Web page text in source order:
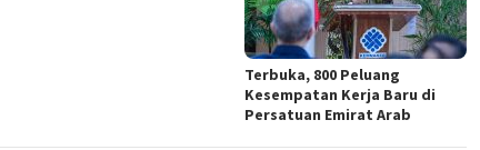
Terbuka, 800 Peluang
Kesempatan Kerja Baru di
Persatuan Emirat Arab